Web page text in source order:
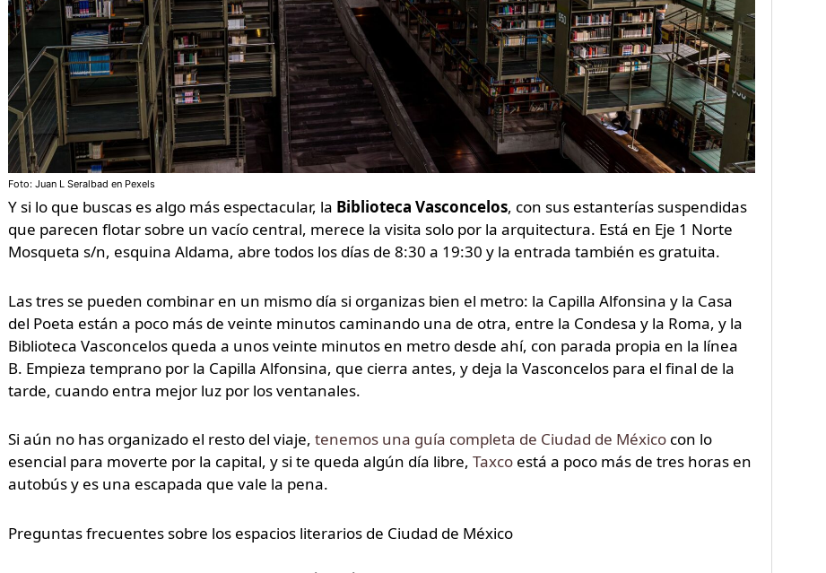
Foto: Juan L Seralbad en Pexels
Y si lo que buscas es algo más espectacular, la Biblioteca Vasconcelos, con sus estanterías suspendidas
que parecen flotar sobre un vacío central, merece la visita solo por la arquitectura. Está en Eje 1 Norte
Mosqueta s/n, esquina Aldama, abre todos los días de 8:30 a 19:30 y la entrada también es gratuita.
Las tres se pueden combinar en un mismo día si organizas bien el metro: la Capilla Alfonsina y la Casa
del Poeta están a poco más de veinte minutos caminando una de otra, entre la Condesa y la Roma, y la
Biblioteca Vasconcelos queda a unos veinte minutos en metro desde ahí, con parada propia en la línea
B. Empieza temprano por la Capilla Alfonsina, que cierra antes, y deja la Vasconcelos para el final de la
tarde, cuando entra mejor luz por los ventanales.
Si aún no has organizado el resto del viaje, tenemos una guía completa de Ciudad de Méxicocon lo
esencial para moverte por la capital, y si te queda algún día libre, Taxcoestá a poco más de tres horas en
autobús y es una escapada que vale la pena.
Preguntas frecuentes sobre los espacios literarios de Ciudad de México